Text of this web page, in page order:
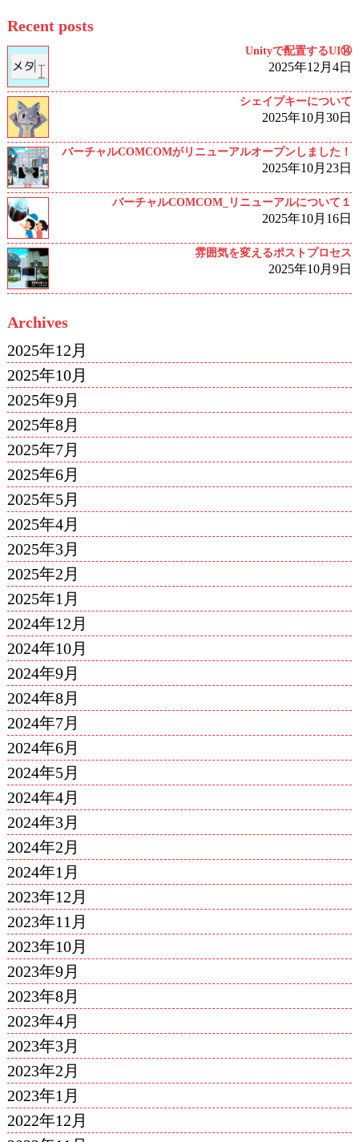
Recent posts
Unityで配置するUI⑭
2025年12月4日
シェイプキーについて
2025年10月30日
バーチャルCOMCOMがリニューアルオープンしました！
2025年10月23日
バーチャルCOMCOM_リニューアルについて１
2025年10月16日
雰囲気を変えるポストプロセス
2025年10月9日
Archives
2025年12月
2025年10月
2025年9月
2025年8月
2025年7月
2025年6月
2025年5月
2025年4月
2025年3月
2025年2月
2025年1月
2024年12月
2024年10月
2024年9月
2024年8月
2024年7月
2024年6月
2024年5月
2024年4月
2024年3月
2024年2月
2024年1月
2023年12月
2023年11月
2023年10月
2023年9月
2023年8月
2023年4月
2023年3月
2023年2月
2023年1月
2022年12月